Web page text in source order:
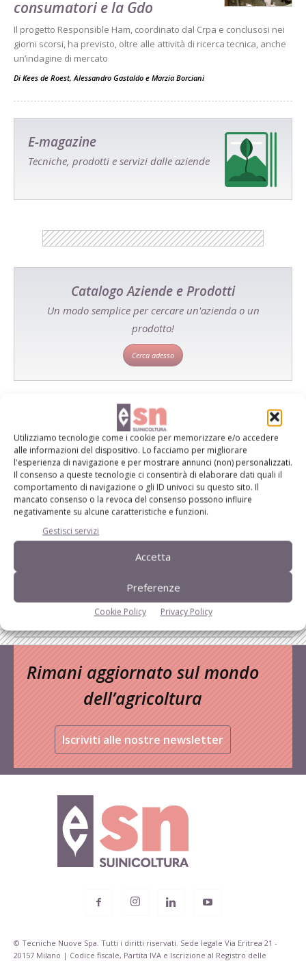
Utilizziamo tecnologie come i cookie per memorizzare e/o accedere
alle informazioni del dispositivo. Lo facciamo per migliorare
l'esperienza di navigazione e per mostrare annunci (non) personalizzati.
Il consenso a queste tecnologie ci consentirà di elaborare dati quali il
comportamento di navigazione o gli ID univoci su questo sito. Il
mancato consenso o la revoca del consenso possono influire
negativamente su alcune caratteristiche e funzioni.
Gestisci servizi
Accetta
Preferenze
Cookie Policy Privacy Policy
consumatori e la Gdo
Il progetto Responsible Ham, coordinato dal Crpa e conclusosi nei
giorni scorsi, ha previsto, oltre alle attività di ricerca tecnica, anche
un’indagine di mercato
Di Kees de Roest,Alessandro Gastaldo e Marzia Borciani
E-magazine
Tecniche, prodotti e servizi dalle aziende
Catalogo Aziende e Prodotti
Un modo semplice per cercare un'azienda o un
prodotto!
Cerca adesso
L'Esperto risponde
I consigli di Terra e Vita agli agricoltori
Cerca adesso
Rimani aggiornato sul mondo
dell’agricoltura
Iscriviti alle nostre newsletter
© Tecniche Nuove Spa. Tutti i diritti riservati. Sede legale Via Eritrea 21 -
20157 Milano | Codice fiscale, Partita IVA e Iscrizione al Registro delle